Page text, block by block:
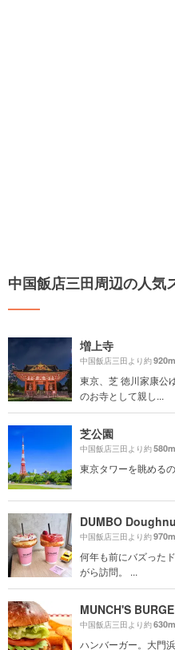
中国飯店三田周辺の人気
増上寺
中国飯店三田より約920m
東京、芝 徳川家康公
のお寺として親し...
芝公園
中国飯店三田より約580m
東京タワーを眺める
中国飯店三田より約970m
何年も前にバズった
がら訪問。 ...
中国飯店三田より約630m
ハンバーガー。大門